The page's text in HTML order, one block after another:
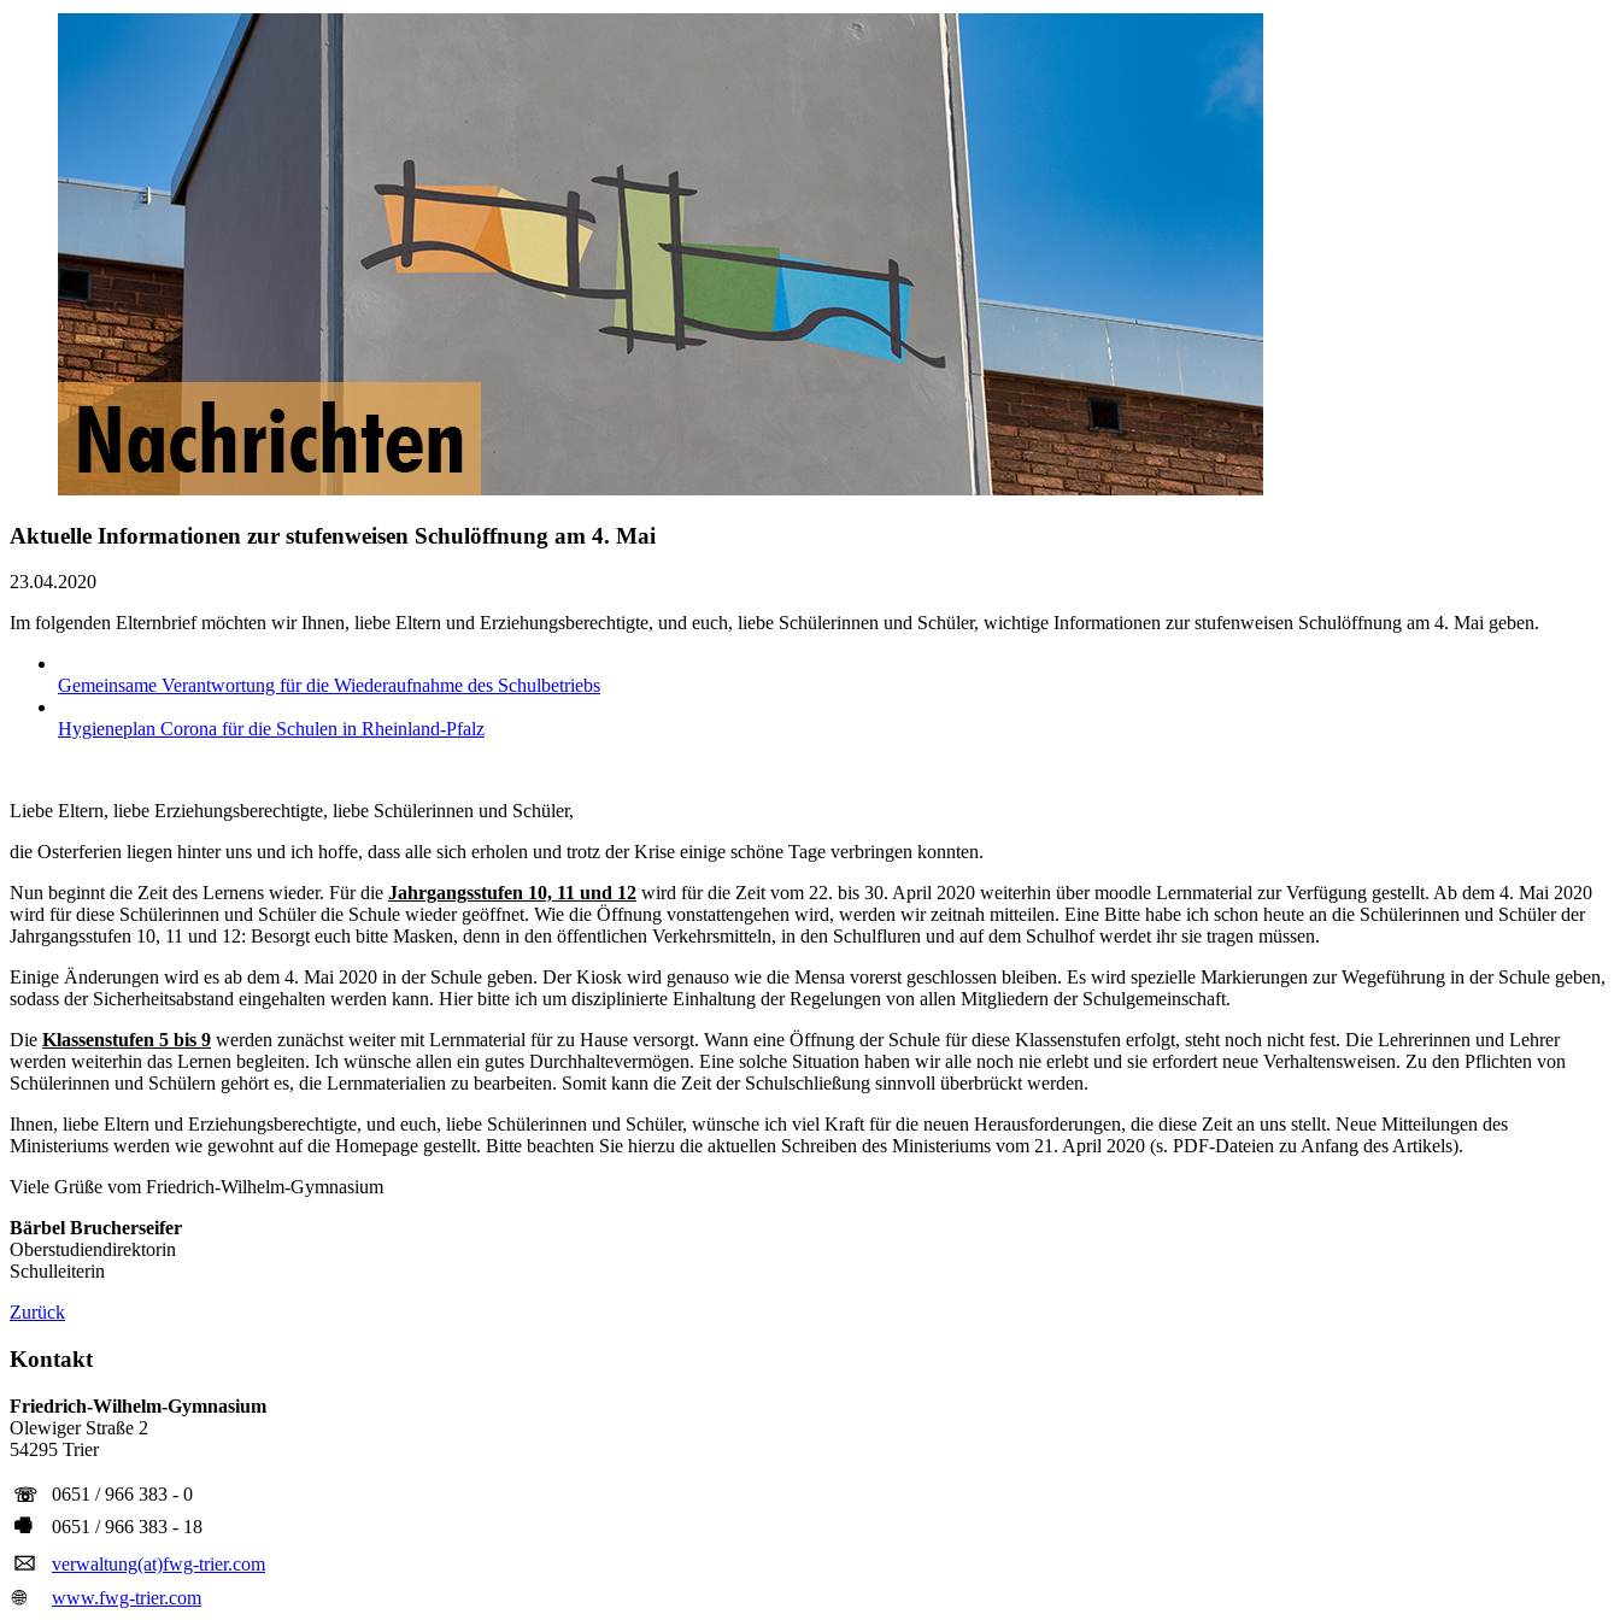
Aktuelle Informationen zur stufenweisen Schulöffnung am 4. Mai
23.04.2020
Im folgenden Elternbrief möchten wir Ihnen, liebe Eltern und Erziehungsberechtigte, und euch, liebe Schülerinnen und Schüler, wichtige Informationen zur stufenweisen Schulöffnung am 4. Mai geben.
Gemeinsame Verantwortung für die Wiederaufnahme des Schulbetriebs
Hygieneplan Corona für die Schulen in Rheinland-Pfalz
Liebe Eltern, liebe Erziehungsberechtigte, liebe Schülerinnen und Schüler,
die Osterferien liegen hinter uns und ich hoffe, dass alle sich erholen und trotz der Krise einige schöne Tage verbringen konnten.
Nun beginnt die Zeit des Lernens wieder. Für die Jahrgangsstufen 10, 11 und 12 wird für die Zeit vom 22. bis 30. April 2020 weiterhin über moodle Lernmaterial zur Verfügung gestellt. Ab dem 4. Mai 2020
wird für diese Schülerinnen und Schüler die Schule wieder geöffnet. Wie die Öffnung vonstattengehen wird, werden wir zeitnah mitteilen. Eine Bitte habe ich schon heute an die Schülerinnen und Schüler der
Jahrgangsstufen 10, 11 und 12: Besorgt euch bitte Masken, denn in den öffentlichen Verkehrsmitteln, in den Schulfluren und auf dem Schulhof werdet ihr sie tragen müssen.
Einige Änderungen wird es ab dem 4. Mai 2020 in der Schule geben. Der Kiosk wird genauso wie die Mensa vorerst geschlossen bleiben. Es wird spezielle Markierungen zur Wegeführung in der Schule geben,
sodass der Sicherheitsabstand eingehalten werden kann. Hier bitte ich um disziplinierte Einhaltung der Regelungen von allen Mitgliedern der Schulgemeinschaft.
Die Klassenstufen 5 bis 9 werden zunächst weiter mit Lernmaterial für zu Hause versorgt. Wann eine Öffnung der Schule für diese Klassenstufen erfolgt, steht noch nicht fest. Die Lehrerinnen und Lehrer
werden weiterhin das Lernen begleiten. Ich wünsche allen ein gutes Durchhaltevermögen. Eine solche Situation haben wir alle noch nie erlebt und sie erfordert neue Verhaltensweisen. Zu den Pflichten von
Schülerinnen und Schülern gehört es, die Lernmaterialien zu bearbeiten. Somit kann die Zeit der Schulschließung sinnvoll überbrückt werden.
Ihnen, liebe Eltern und Erziehungsberechtigte, und euch, liebe Schülerinnen und Schüler, wünsche ich viel Kraft für die neuen Herausforderungen, die diese Zeit an uns stellt. Neue Mitteilungen des
Ministeriums werden wie gewohnt auf die Homepage gestellt. Bitte beachten Sie hierzu die aktuellen Schreiben des Ministeriums vom 21. April 2020 (s. PDF-Dateien zu Anfang des Artikels).
Viele Grüße vom Friedrich-Wilhelm-Gymnasium
Bärbel Brucherseifer
Oberstudiendirektorin
Schulleiterin
Zurück
Kontakt
Friedrich-Wilhelm-Gymnasium
Olewiger Straße 2
54295 Trier
☏
0651 / 966 383 - 0
🖷
0651 / 966 383 - 18
🖂
verwaltung(at)fwg-trier.com
🌐
www.fwg-trier.com